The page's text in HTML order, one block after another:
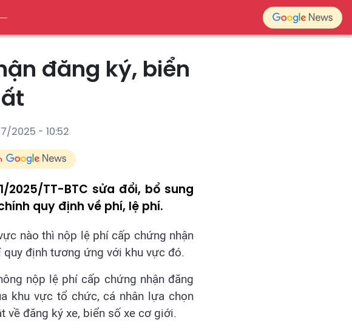
đăng ký, biển
2025 - 10:52
2025/TT-BTC sửa đổi, bổ sung
quy định về phí, lệ phí.
nào thì nộp lệ phí cấp chứng nhận
định tương ứng với khu vực đó.
nộp lệ phí cấp chứng nhận đăng
khu vực tổ chức, cá nhân lựa chọn
về đăng ký xe, biển số xe cơ giới.